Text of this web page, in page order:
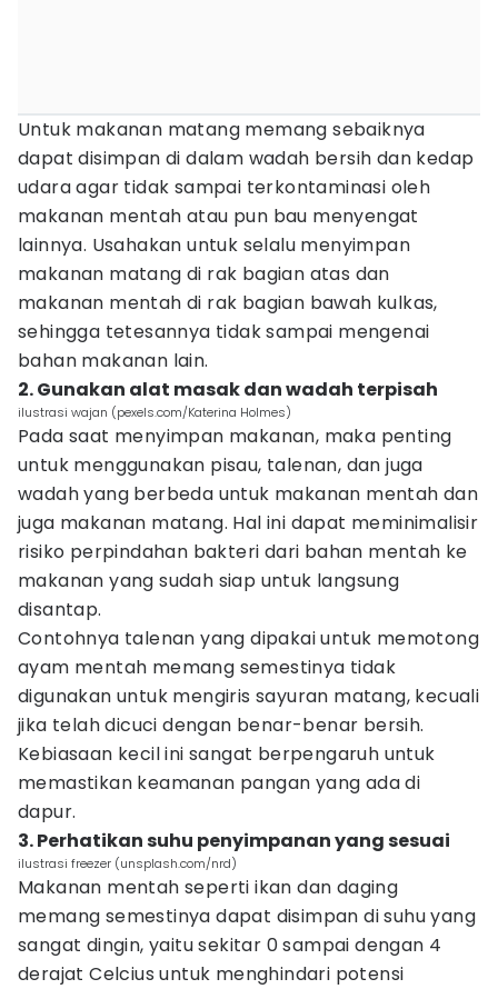
Untuk makanan matang memang sebaiknya
dapat disimpan di dalam wadah bersih dan kedap
udara agar tidak sampai terkontaminasi oleh
makanan mentah atau pun bau menyengat
lainnya. Usahakan untuk selalu menyimpan
makanan matang di rak bagian atas dan
makanan mentah di rak bagian bawah kulkas,
sehingga tetesannya tidak sampai mengenai
bahan makanan lain.
2. Gunakan alat masak dan wadah terpisah
ilustrasi wajan (pexels.com/Katerina Holmes)
Pada saat menyimpan makanan, maka penting
untuk menggunakan pisau, talenan, dan juga
wadah yang berbeda untuk makanan mentah dan
juga makanan matang. Hal ini dapat meminimalisir
risiko perpindahan bakteri dari bahan mentah ke
makanan yang sudah siap untuk langsung
disantap.
Contohnya talenan yang dipakai untuk memotong
ayam mentah memang semestinya tidak
digunakan untuk mengiris sayuran matang, kecuali
jika telah dicuci dengan benar-benar bersih.
Kebiasaan kecil ini sangat berpengaruh untuk
memastikan keamanan pangan yang ada di
dapur.
3. Perhatikan suhu penyimpanan yang sesuai
ilustrasi freezer (unsplash.com/nrd)
Makanan mentah seperti ikan dan daging
memang semestinya dapat disimpan di suhu yang
sangat dingin, yaitu sekitar 0 sampai dengan 4
derajat Celcius untuk menghindari potensi